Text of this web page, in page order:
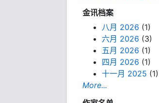
金讯档案
八月 2026 (1)
六月 2026 (3)
五月 2026 (1)
四月 2026 (1)
十一月 2025 (1)
More...